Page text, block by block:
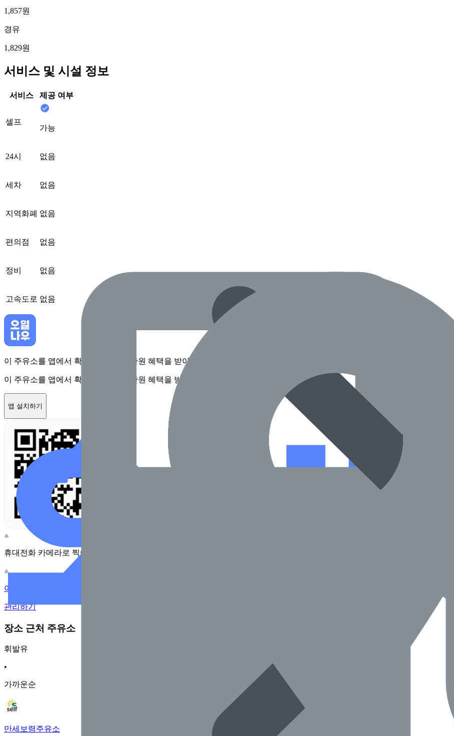
1,857원
경유
1,829원
서비스 및 시설 정보
서비스 제공 여부
셀프
가능
24시 없음
세차 없음
지역화폐 없음
편의점 없음
정비 없음
고속도로 없음
이 주유소를 앱에서 확인하고 최대 1만원 혜택을 받아보세요
이 주유소를 앱에서 확인하고 최대 1만원 혜택을 받아보세요
앱 설치하기
휴대전화 카메라로 찍어보세요
이 주유소의 사장님이신가요?
관리하기
장소 근처 주유소
휘발유
•
가까운순
만세보령주유소